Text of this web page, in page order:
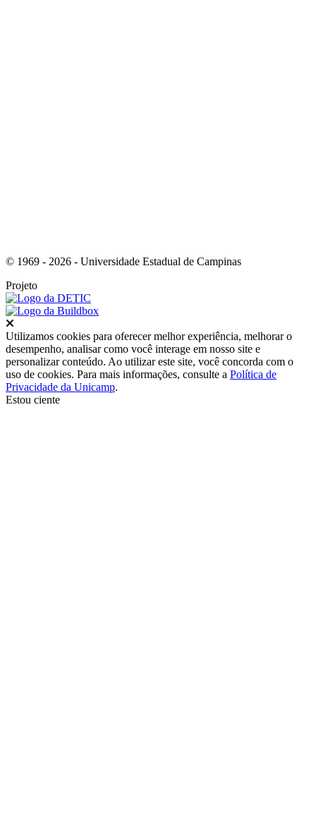
© 1969 - 2026 - Universidade Estadual de Campinas
Projeto
Utilizamos cookies para oferecer melhor experiência, melhorar o
desempenho, analisar como você interage em nosso site e
personalizar conteúdo. Ao utilizar este site, você concorda com o
uso de cookies. Para mais informações, consulte a Política de
Privacidade da Unicamp.
Estou ciente